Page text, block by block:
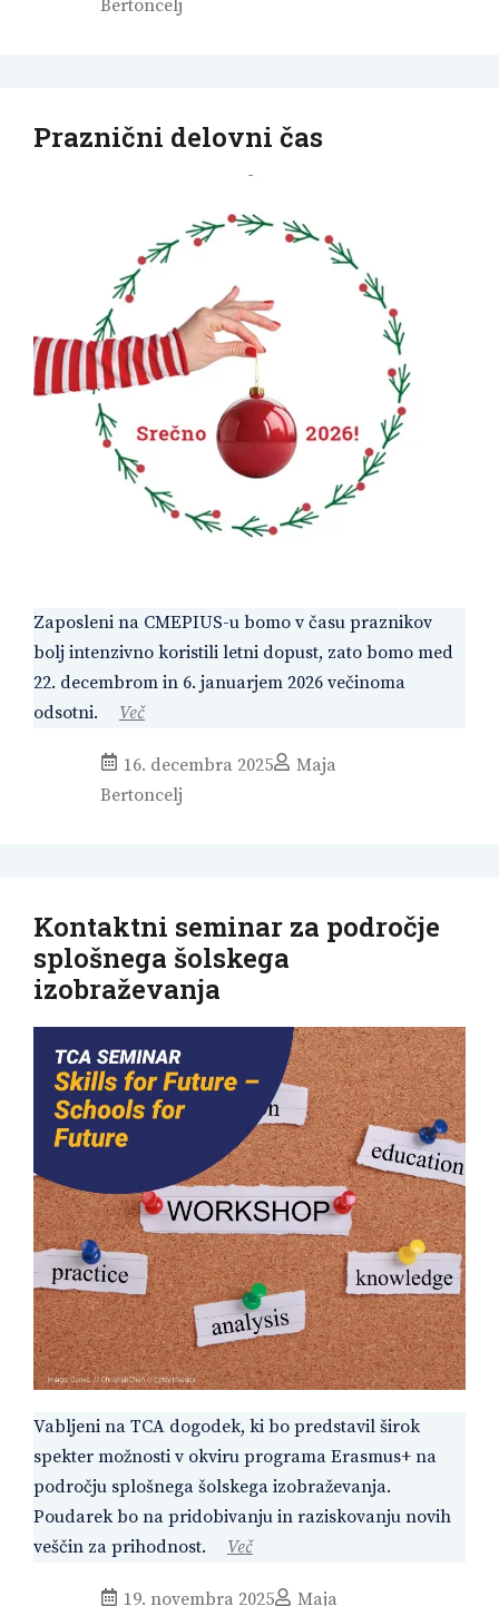
Bertoncelj
Praznični delovni čas
Zaposleni na CMEPIUS-u bomo v času praznikov
bolj intenzivno koristili letni dopust, zato bomo med
22. decembrom in 6. januarjem 2026 večinoma
odsotni.
Več
16. decembra 2025
Maja
Bertoncelj
Kontaktni seminar za področje
splošnega šolskega
izobraževanja
Vabljeni na TCA dogodek, ki bo predstavil širok
spekter možnosti v okviru programa Erasmus+ na
področju splošnega šolskega izobraževanja.
Poudarek bo na pridobivanju in raziskovanju novih
veščin za prihodnost.
Več
19. novembra 2025 Maja